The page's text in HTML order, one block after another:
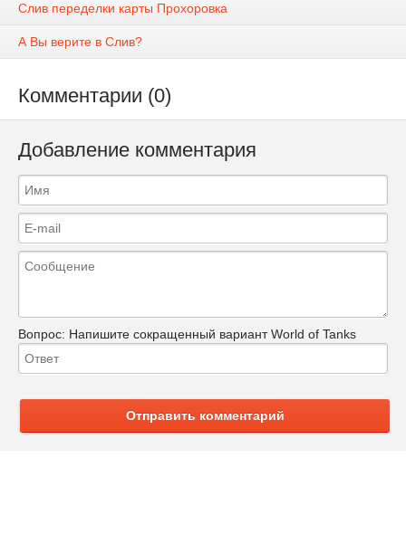
Слив переделки карты Прохоровка
А Вы верите в Слив?
Комментарии (0)
Добавление комментария
Вопрос: Напишите сокращенный вариант World of Tanks
Отправить комментарий